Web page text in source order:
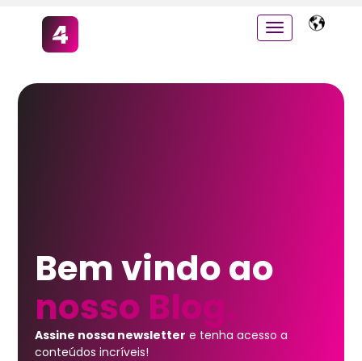
Bem vindo ao
nosso Blog.
Assine nossa newsletter e tenha acesso a
conteúdos incríveis!